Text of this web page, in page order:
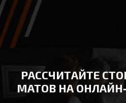
РАССЧИТАЙТЕ
МАТОВ НА